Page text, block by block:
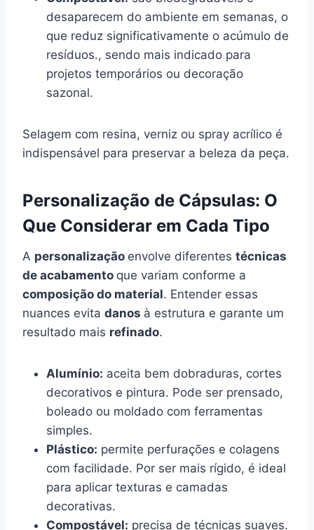
desaparecem do ambiente em semanas, o
que reduz significativamente o acúmulo de
resíduos., sendo mais indicado para
projetos temporários ou decoração
sazonal.
Selagem com resina, verniz ou spray acrílico é
indispensável para preservar a beleza da peça.
Personalização de Cápsulas: O
Que Considerar em Cada Tipo
A personalização envolve diferentes técnicas
de acabamento que variam conforme a
composição do material. Entender essas
nuances evita danos à estrutura e garante um
resultado mais refinado.
Alumínio: aceita bem dobraduras, cortes
decorativos e pintura. Pode ser prensado,
boleado ou moldado com ferramentas
simples.
Plástico: permite perfurações e colagens
com facilidade. Por ser mais rígido, é ideal
para aplicar texturas e camadas
decorativas.
Compostável: precisa de técnicas suaves.